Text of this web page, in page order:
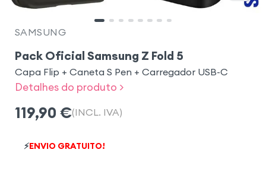
SAMSUNG
Pack Oficial Samsung Z Fold 5
Capa Flip + Caneta S Pen + Carregador USB-C
Detalhes do produto >
119,90 €(INCL. IVA)
⚡ENVIO GRATUITO!